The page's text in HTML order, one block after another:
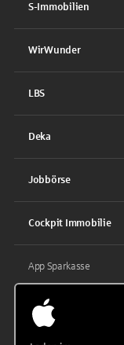
S-Immobilien
WirWunder
LBS
Deka
Jobbörse
Cockpit Immobilie
App Sparkasse